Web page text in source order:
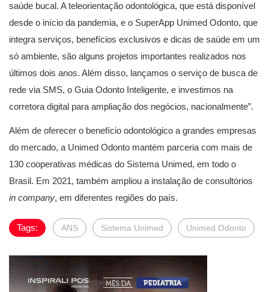
saúde bucal. A teleorientação odontológica, que está disponível
desde o início da pandemia, e o SuperApp Unimed Odonto, que
integra serviços, benefícios exclusivos e dicas de saúde em um
só ambiente, são alguns projetos importantes realizados nos
últimos dois anos. Além disso, lançamos o serviço de busca de
rede via SMS, o Guia Odonto Inteligente, e investimos na
corretora digital para ampliação dos negócios, nacionalmente”.
Além de oferecer o benefício odontológico a grandes empresas
do mercado, a Unimed Odonto mantém parceria com mais de
130 cooperativas médicas do Sistema Unimed, em todo o
Brasil. Em 2021, também ampliou a instalação de consultórios
in company, em diferentes regiões do país.
Tags: ANS Sistema Unimed Unimed Odonto